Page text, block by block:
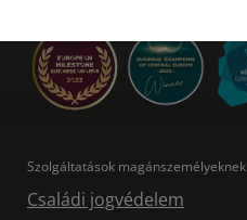
Szolgáltatások magánszemélyeknek
Családi jogvédelem